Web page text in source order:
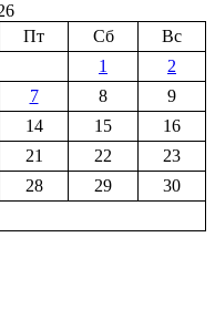
Пт Сб
Вс
1
2
7 8
9
14 15
16
21 22
23
28 29
30